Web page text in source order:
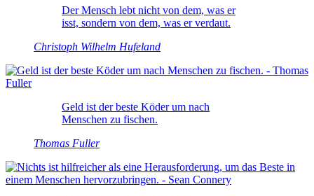
Der Mensch lebt nicht von dem, was er
isst, sondern von dem, was er verdaut.
Christoph Wilhelm Hufeland
Geld ist der beste Köder um nach
Menschen zu fischen.
Thomas Fuller